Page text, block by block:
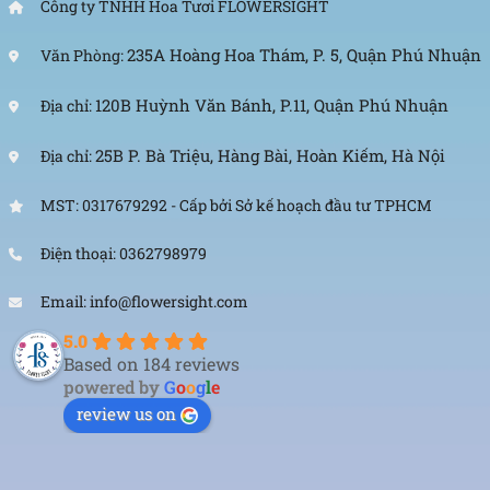
cả ý nghĩa của hoa hồng vàng lẫn đỏ. Cổng cưới hoa
không chỉ cặp đôi dành cho nhau mà còn là các
mình.
Công ty TNHH Hoa Tươi FLOWERSIGHT
Văn Phòng:235A Hoàng Hoa Thám, P. 5, Quận Phú Nhuận
Địa chỉ: 120B Huỳnh Văn Bánh, P.11, Quận Phú Nhuận
Địa chỉ:25B P. Bà Triệu, Hàng Bài, Hoàn Kiếm, Hà Nội
MST: 0317679292 - Cấp bởi Sở kế hoạch đầu tư TPHCM
Điện thoại: 0362798979
Email: info@flowersight.com
5.0
Based on 184 reviews
powered byGoogle
review us on